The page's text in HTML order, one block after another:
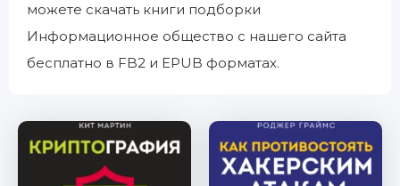
можете скачать книги подборки
Информационное общество с нашего сайта
бесплатно в FB2 и EPUB форматах.